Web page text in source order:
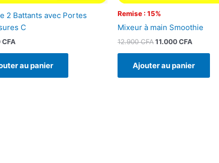
2 Battants avec Portes
C
CFA
au panier
Remise : 15%
Mixeur à main Smoothie
12.900CFA11.000CFA
Ajouter au panier